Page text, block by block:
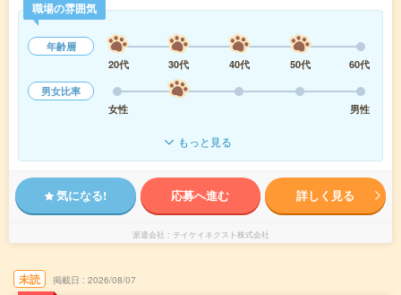
職場の雰囲気
年齢層
20代
30代 40代 50代
60代
男女比率
女性
男性
もっと見る
気になる! 応募へ進む 詳しく見る
派遣会社 テイケイネクスト株式会社
未読 掲載日 2026/08/07